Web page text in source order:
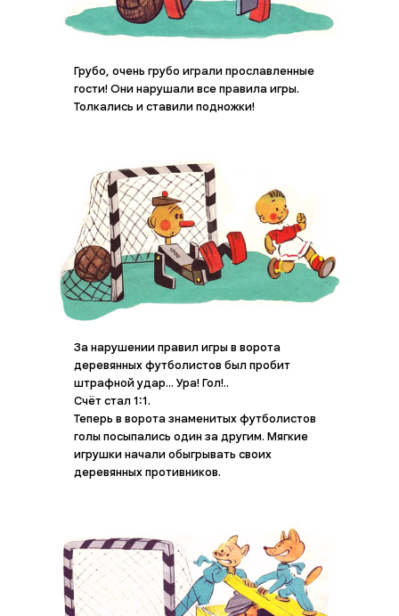
Грубо, очень грубо играли прославленные
гости! Они нарушали все правила игры.
Толкались и ставили подножки!
За нарушении правил игры в ворота
деревянных футболистов был пробит
штрафной удар... Ура! Гол!..
Счёт стал 1:1.
Теперь в ворота знаменитых футболистов
голы посыпались один за другим. Мягкие
игрушки начали обыгрывать своих
деревянных противников.
Пословицы
Журнал/ магазин